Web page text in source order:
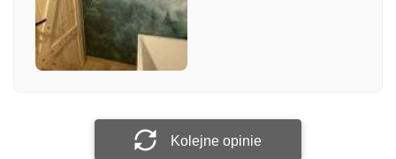
Załącz zdjęcie
Kolejne opinie